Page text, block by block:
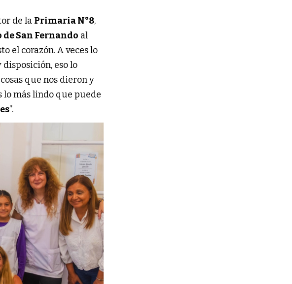
de la Primaria N°8,
San Fernando al
el corazón. A veces lo
eso lo
que nos dieron y
lo más lindo que puede
”.